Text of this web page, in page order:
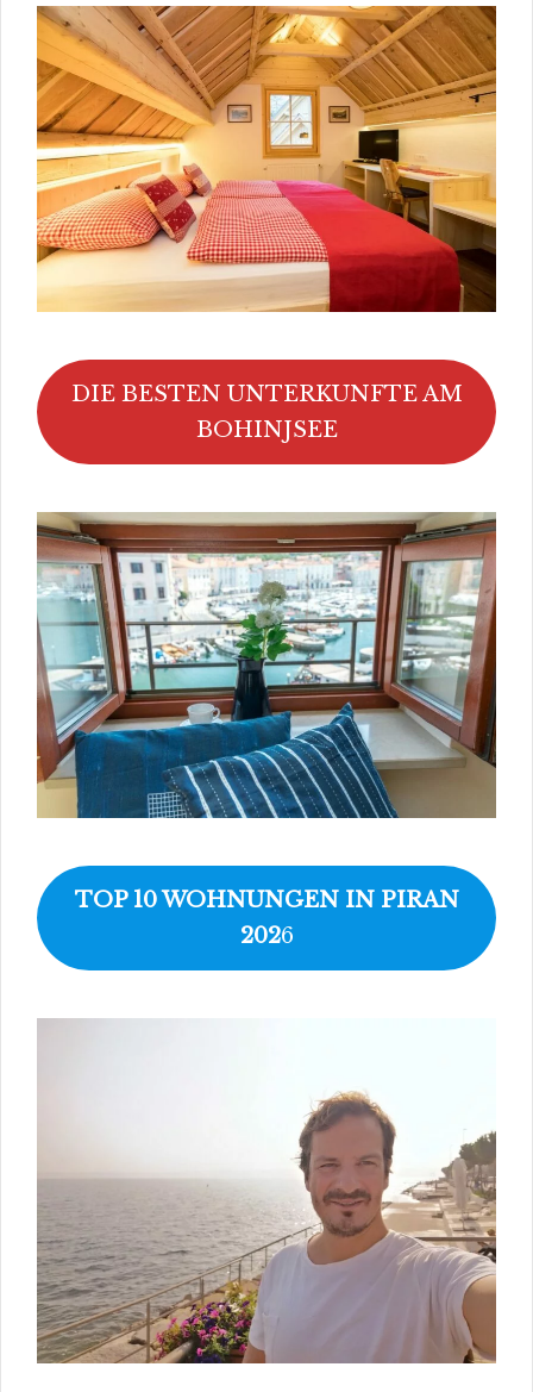
DIE BESTEN UNTERKUNFTE AM
BOHINJSEE
TOP 10 WOHNUNGEN IN PIRAN
2026